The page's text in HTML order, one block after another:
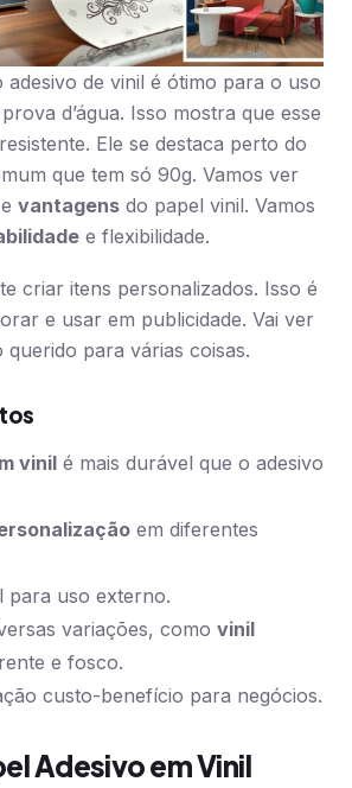
adesivo de vinil é ótimo para o uso
d’água. Isso mostra que esse
Ele se destaca perto do
que tem só 90g. Vamos ver
e vantagens do papel vinil. Vamos
e flexibilidade.
criar itens personalizados. Isso é
e usar em publicidade. Vai ver
querido para várias coisas.
vinil é mais durável que o adesivo
em diferentes
para uso externo.
variações, como vinil
e fosco.
custo-benefício para negócios.
Adesivo em Vinil